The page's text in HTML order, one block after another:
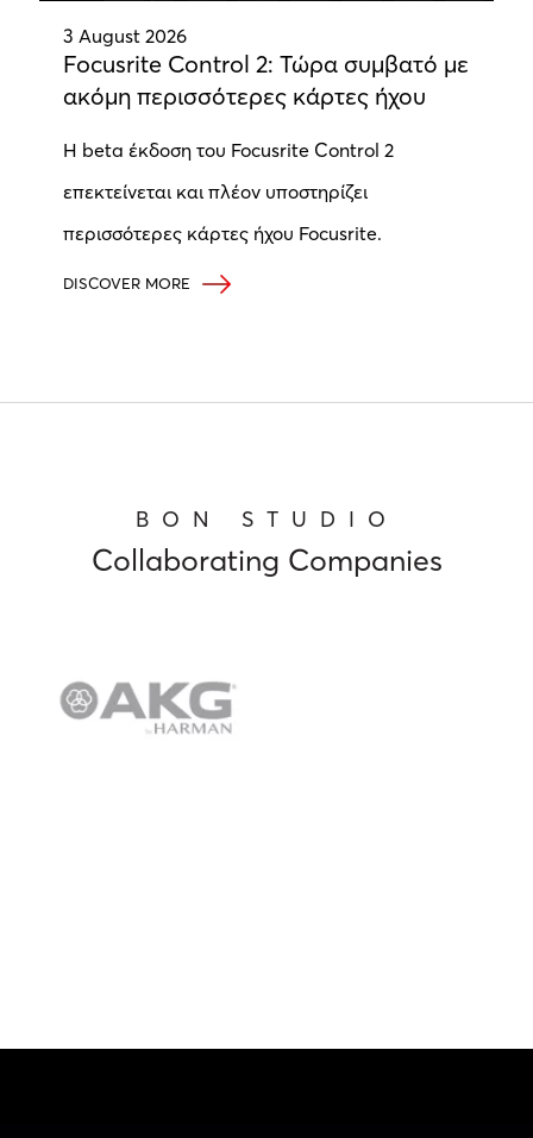
3 August 2026
Focusrite Control 2: Τώρα συμβατό με
ακόμη περισσότερες κάρτες ήχου
Η beta έκδοση του Focusrite Control 2
επεκτείνεται και πλέον υποστηρίζει
περισσότερες κάρτες ήχου Focusrite.
DISCOVER MORE
BON STUDIO
Collaborating Companies